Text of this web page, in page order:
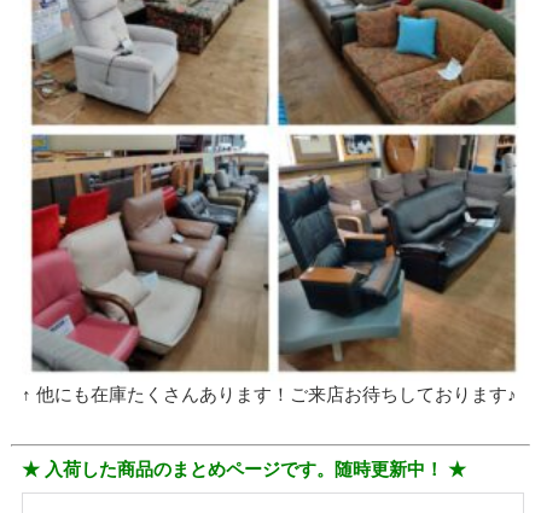
↑ 他にも在庫たくさんあります！ご来店お待ちしております♪
★ 入荷した商品のまとめページです。随時更新中！ ★